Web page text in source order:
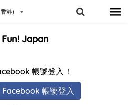
港）
Japan
帳號登入！
Facebook 帳號登入